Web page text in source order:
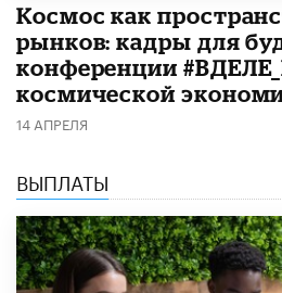
Космос как
рынков: кадры для
конференции
космической
14 АПРЕЛЯ
ВЫПЛАТЫ